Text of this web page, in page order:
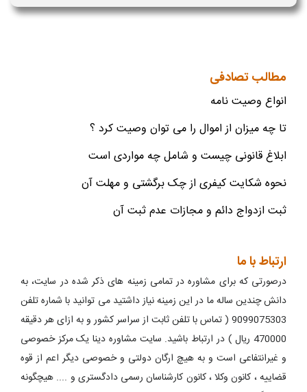
مطالب تصادفی
انواع وصیت نامه
تا چه میزان از اموال را می توان وصیت کرد ؟
ابلاغ قانونی چیست و شامل چه مواردی است
نحوه شکایت کیفری از چک برگشتی و مهلت آن
ثبت ازدواج دائم و مجازات عدم ثبت آن
ارتباط با ما
درصورتی که برای مشاوره در تمامی زمینه های ذکر شده در سایت، به
دانش چندین ساله ما در این زمینه نیاز داشتید می توانید با شماره تلفن
9099075303 ( تماس با تلفن ثابت از سراسر کشور و به ازای هر دقیقه
470000 ریال ) در ارتباط باشید. سایت مشاوره دینا یک مرکز خصوصی
و غیرانتفاعی است و به هیچ ارگان دولتی و خصوصی دیگر اعم از قوه
قضاییه ، کانون وکلا ، کانون کارشناسان رسمی دادگستری و .... هیچگونه